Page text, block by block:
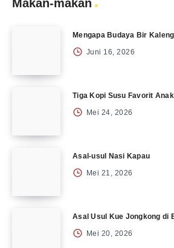
Makan-makan
Mengapa Budaya Bir
Juni 16, 2026
Tiga Kopi Susu Favorit
Mei 24, 2026
Asal-usul Nasi Kapau
Mei 21, 2026
Asal Usul Kue Jongkong di
Mei 20, 2026